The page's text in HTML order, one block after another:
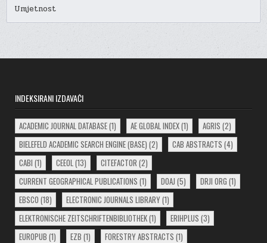
Umjetnost
INDEKSIRANI IZDAVAČI
ACADEMIC JOURNAL DATABASE(1) AE GLOBAL INDEX(1) AGRIS (2)
BIELEFELD ACADEMIC SEARCH ENGINE (BASE) (2) CAB ABSTRACTS (4)
CABI (1) CEEOL (13) CITEFACTOR (2)
CURRENT GEOGRAPHICAL PUBLICATIONS (1) DOAJ (5) DRJI ORG (1)
EBSCO (18) ELECTRONIC JOURNALS LIBRARY(1)
ELEKTRONISCHE ZEITSCHRIFTENBIBLIOTHEK(1) ERIHPLUS (3)
EUROPUB (1) EZB (1) FORESTRY ABSTRACTS (1)